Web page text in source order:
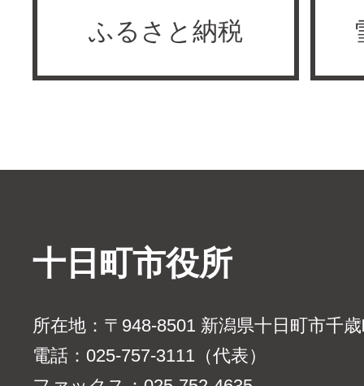
ふるさと納税
十日町市役所
所在地：〒948-8501 新潟県十日町市千
電話：025-757-3111（代表）